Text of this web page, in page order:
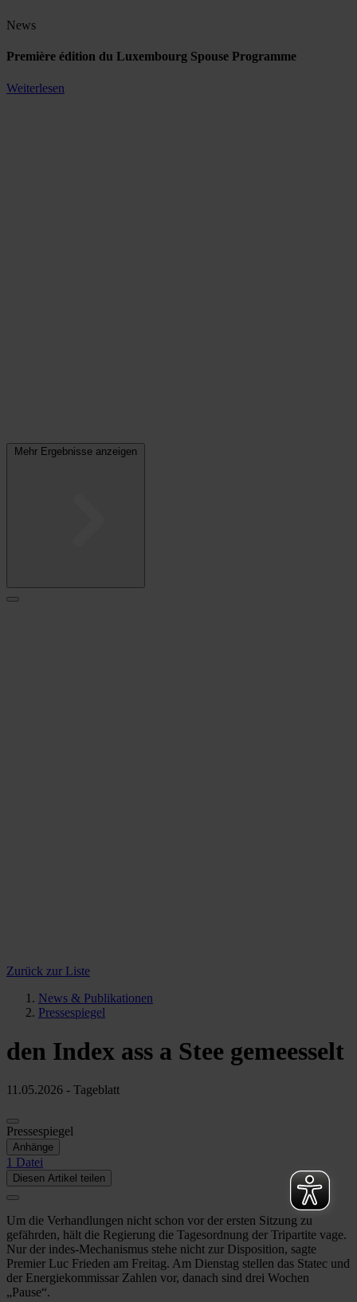
News
Première édition du Luxembourg Spouse Programme
Weiterlesen
Mehr Ergebnisse anzeigen
Zurück zur Liste
News & Publikationen
Pressespiegel
den Index ass a Stee gemeesselt
11.05.2026 - Tageblatt
Pressespiegel
Anhänge
1 Datei
Diesen Artikel teilen
Um die Verhandlungen nicht schon vor der ersten Sitzung zu
gefährden, hält die Regierung die Tagesordnung der Tripartite vage.
Nur der indes-Mechanismus stehe nicht zur Disposition, sagte
Premier Luc Frieden am Freitag. Am Dienstag stellen das Statec und
der Energiekommissar Zahlen vor, danach sind drei Wochen
„Pause“.